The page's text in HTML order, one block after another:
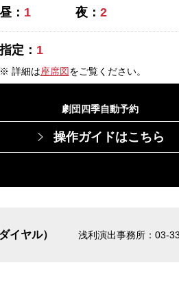
昼： 1 夜： 2
定： 1
※ 詳細は座席図をご覧ください。
劇団四季自動予約
操作ガイドはこちら
イヤル） 浅利演出事務所：03-